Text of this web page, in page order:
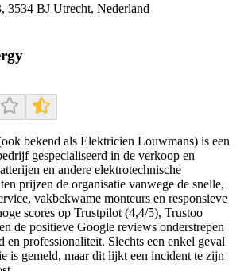
3534 BJ Utrecht, Nederland
bekend als Elektricien Louwmans) is een
gespecialiseerd in de verkoop en
en andere elektrotechnische
prijzen de organisatie vanwege de snelle,
vakbekwame monteurs en responsieve
scores op Trustpilot (4,4/5), Trustoo
de positieve Google reviews onderstrepen
en professionaliteit. Slechts een enkel geval
is gemeld, maar dit lijkt een incident te zijn